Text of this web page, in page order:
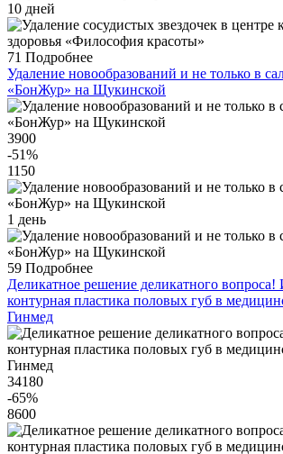
10 дней
71 Подробнее
Удаление новообразований и не только в
«БонЖур» на Щукинской
3900
-51%
1150
1 день
59 Подробнее
Деликатное решение деликатного
контурная пластика половых губ в
Гинмед
34180
-65%
8600